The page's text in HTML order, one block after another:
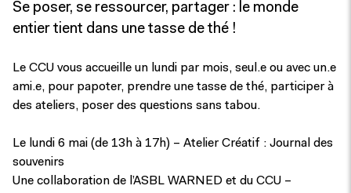
Se poser, se ressourcer, partager : le monde
entier tient dans une tasse de thé !
Le CCU vous accueille un lundi par mois, seul.e ou avec un.e
ami.e, pour papoter, prendre une tasse de thé, participer à
des ateliers, poser des questions sans tabou.
Le lundi 6 mai (de 13h à 17h) – Atelier Créatif : Journal des
souvenirs
Une collaboration de l’ASBL WARNED et du CCU –